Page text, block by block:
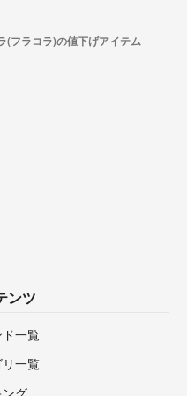
(フラコラ)の値下げアイテム
ンツ
一覧
一覧
グ